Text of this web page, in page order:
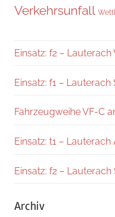
Verkehrsunfall
Einsatz: f2 –
Einsatz: f1 –
Fahrzeugweihe VF-C
Einsatz: t1 –
Einsatz: f2 –
Archiv